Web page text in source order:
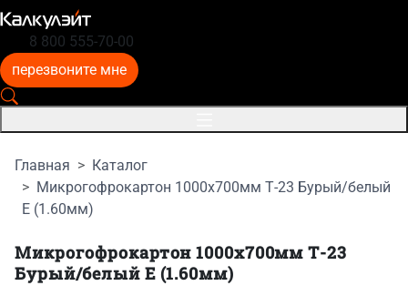
8 800 555-70-00
перезвоните мне
Главная
Каталог
Микрогофрокартон 1000x700мм Т-23 Бурый/белый
E (1.60мм)
Микрогофрокартон 1000x700мм Т-23
Бурый/белый E (1.60мм)